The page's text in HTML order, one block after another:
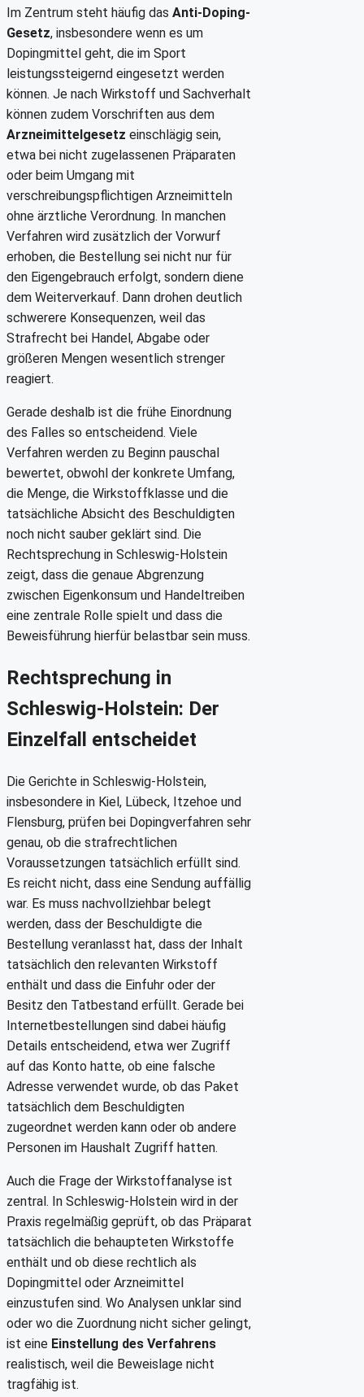
Im Zentrum steht häufig das Anti-Doping-
Gesetz, insbesondere wenn es um
Dopingmittel geht, die im Sport
leistungssteigernd eingesetzt werden
können. Je nach Wirkstoff und Sachverhalt
können zudem Vorschriften aus dem
Arzneimittelgesetz einschlägig sein,
etwa bei nicht zugelassenen Präparaten
oder beim Umgang mit
verschreibungspflichtigen Arzneimitteln
ohne ärztliche Verordnung. In manchen
Verfahren wird zusätzlich der Vorwurf
erhoben, die Bestellung sei nicht nur für
den Eigengebrauch erfolgt, sondern diene
dem Weiterverkauf. Dann drohen deutlich
schwerere Konsequenzen, weil das
Strafrecht bei Handel, Abgabe oder
größeren Mengen wesentlich strenger
reagiert.
Gerade deshalb ist die frühe Einordnung
des Falles so entscheidend. Viele
Verfahren werden zu Beginn pauschal
bewertet, obwohl der konkrete Umfang,
die Menge, die Wirkstoffklasse und die
tatsächliche Absicht des Beschuldigten
noch nicht sauber geklärt sind. Die
Rechtsprechung in Schleswig-Holstein
zeigt, dass die genaue Abgrenzung
zwischen Eigenkonsum und Handeltreiben
eine zentrale Rolle spielt und dass die
Beweisführung hierfür belastbar sein muss.
Rechtsprechung in
Schleswig-Holstein: Der
Einzelfall entscheidet
Die Gerichte in Schleswig-Holstein,
insbesondere in Kiel, Lübeck, Itzehoe und
Flensburg, prüfen bei Dopingverfahren sehr
genau, ob die strafrechtlichen
Voraussetzungen tatsächlich erfüllt sind.
Es reicht nicht, dass eine Sendung auffällig
war. Es muss nachvollziehbar belegt
werden, dass der Beschuldigte die
Bestellung veranlasst hat, dass der Inhalt
tatsächlich den relevanten Wirkstoff
enthält und dass die Einfuhr oder der
Besitz den Tatbestand erfüllt. Gerade bei
Internetbestellungen sind dabei häufig
Details entscheidend, etwa wer Zugriff
auf das Konto hatte, ob eine falsche
Adresse verwendet wurde, ob das Paket
tatsächlich dem Beschuldigten
zugeordnet werden kann oder ob andere
Personen im Haushalt Zugriff hatten.
Auch die Frage der Wirkstoffanalyse ist
zentral. In Schleswig-Holstein wird in der
Praxis regelmäßig geprüft, ob das Präparat
tatsächlich die behaupteten Wirkstoffe
enthält und ob diese rechtlich als
Dopingmittel oder Arzneimittel
einzustufen sind. Wo Analysen unklar sind
oder wo die Zuordnung nicht sicher gelingt,
ist eine Einstellung des Verfahrens
realistisch, weil die Beweislage nicht
tragfähig ist.